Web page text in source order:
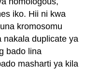
iko. Hii ni kwa
kromosomu
nakala duplicate ya
bado lina
masharti ya kila